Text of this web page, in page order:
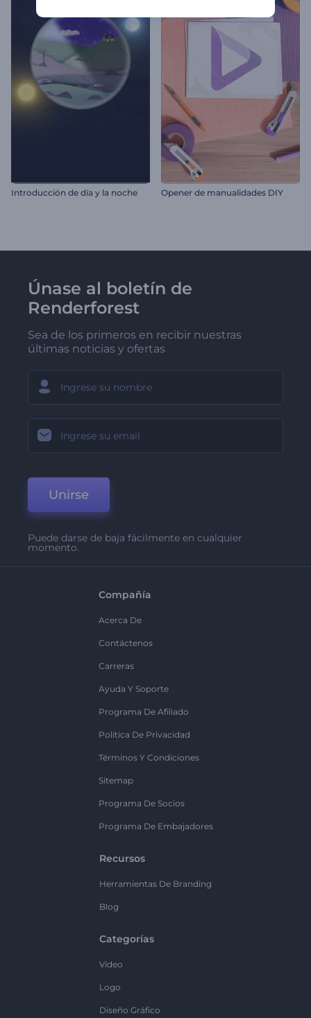
Introducción de día y la noche Opener de manualidades DIY
Únase al boletín de
Renderforest
Sea de los primeros en recibir nuestras
últimas noticias y ofertas
Unirse
Puede darse de baja fácilmente en cualquier
momento.
Compañía
Acerca De
Contáctenos
Carreras
Ayuda Y Soporte
Programa De Afiliado
Política De Privacidad
Términos Y Condiciones
Sitemap
Programa De Socios
Programa De Embajadores
Recursos
Herramientas De Branding
Blog
Categorías
Vídeo
Logo
Diseño Gráfico